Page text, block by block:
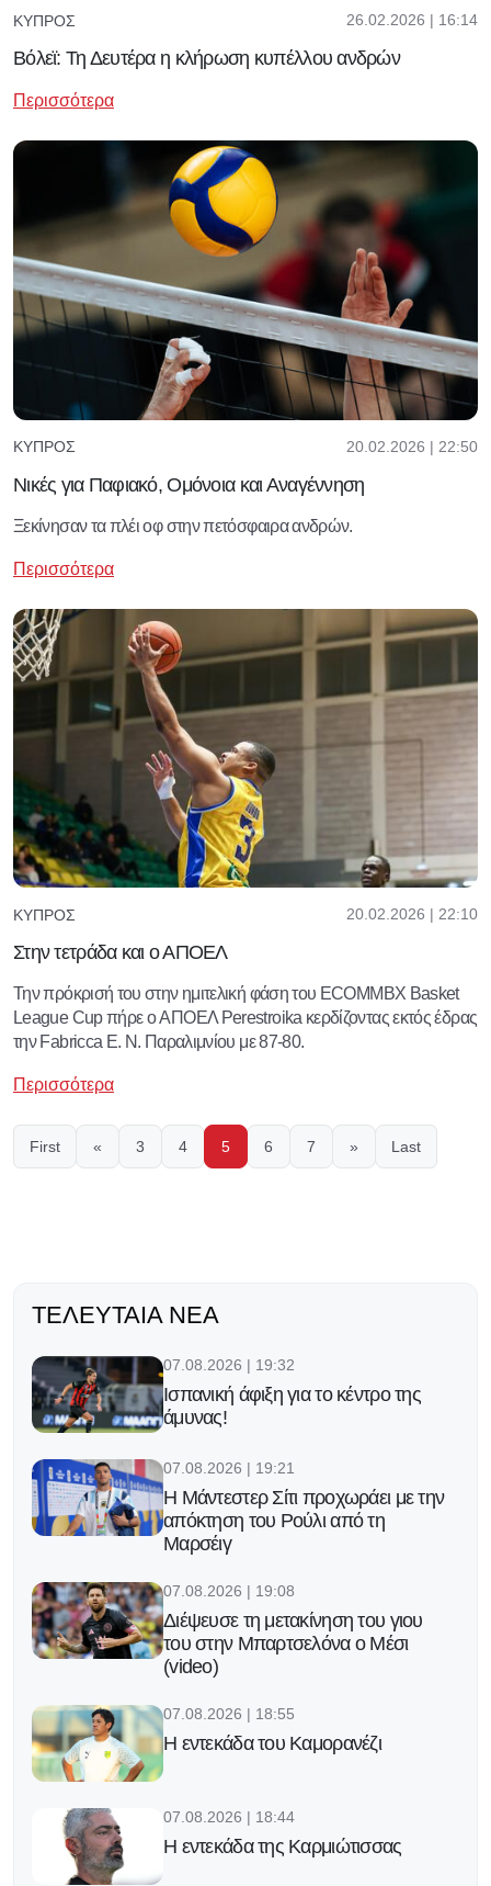
ΚΎΠΡΟΣ 26.02.2026 | 16:14
Βόλεϊ: Τη Δευτέρα η κλήρωση κυπέλλου ανδρών
Περισσότερα
ΚΎΠΡΟΣ 20.02.2026 | 22:50
Νικές για Παφιακό, Ομόνοια και Αναγέννηση
Ξεκίνησαν τα πλέι οφ στην πετόσφαιρα ανδρών.
Περισσότερα
ΚΎΠΡΟΣ 20.02.2026 | 22:10
Στην τετράδα και ο ΑΠΟΕΛ
Την πρόκρισή του στην ημιτελική φάση του ECOMMBX Basket
League Cup πήρε ο AΠΟΕΛ Perestroika κερδίζοντας εκτός έδρας
την Fabricca Ε. Ν. Παραλιμνίου με 87-80.
Περισσότερα
First « 3 4 5 6 7 » Last
ΤΕΛΕΥΤΑΊΑ ΝΈΑ
07.08.2026 | 19:32
Ισπανική άφιξη για το κέντρο της
άμυνας!
07.08.2026 | 19:21
Η Μάντεστερ Σίτι προχωράει με την
απόκτηση του Ρούλι από τη
Μαρσέιγ
07.08.2026 | 19:08
Διέψευσε τη μετακίνηση του γιου
του στην Μπαρτσελόνα ο Μέσι
(video)
07.08.2026 | 18:55
Η εντεκάδα του Καμορανέζι
07.08.2026 | 18:44
Η εντεκάδα της Καρμιώτισσας